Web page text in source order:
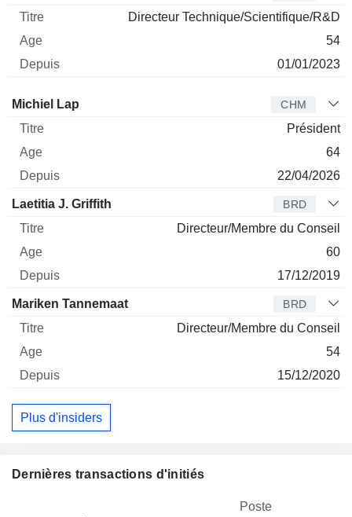
Directeur Technique/Scientifique/R&D
54
01/01/2023
Administrateur
Michiel Lap CHM
Président
64
22/04/2026
Laetitia J. Griffith BRD
Directeur/Membre du Conseil
60
17/12/2019
Mariken Tannemaat BRD
Directeur/Membre du Conseil
54
15/12/2020
Plus d'insiders
Dernières transactions d'initiés
Poste